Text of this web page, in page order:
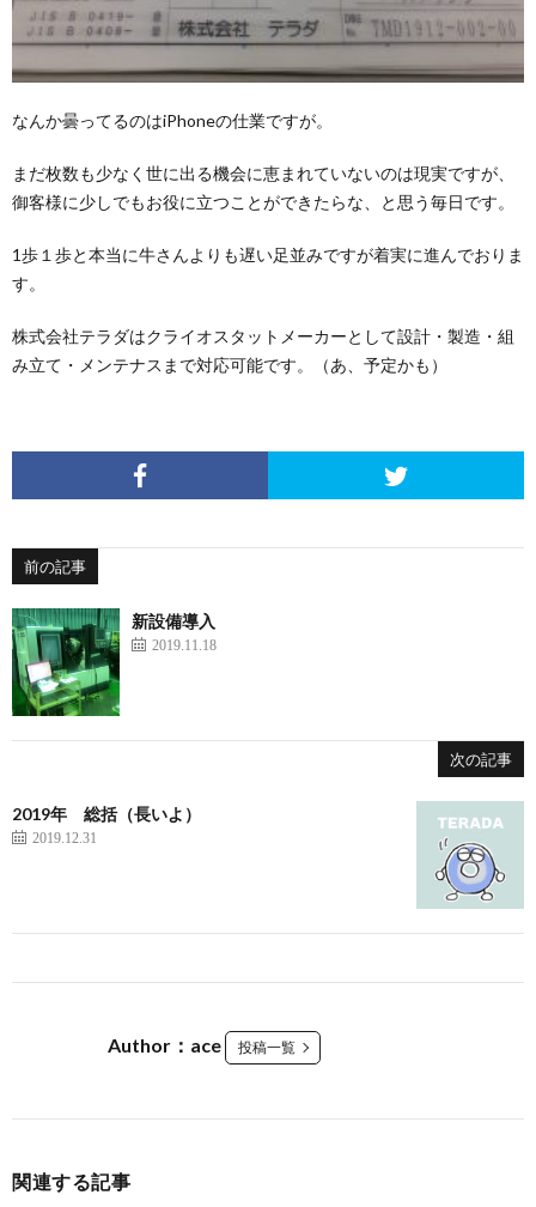
なんか曇ってるのはiPhoneの仕業ですが。
まだ枚数も少なく世に出る機会に恵まれていないのは現実ですが、
御客様に少しでもお役に立つことができたらな、と思う毎日です。
1歩１歩と本当に牛さんよりも遅い足並みですが着実に進んでおりま
す。
株式会社テラダはクライオスタットメーカーとして設計・製造・組
み立て・メンテナスまで対応可能です。（あ、予定かも）
前の記事
新設備導入
2019.11.18
次の記事
2019年 総括（長いよ）
2019.12.31
Author：ace 投稿一覧
関連する記事